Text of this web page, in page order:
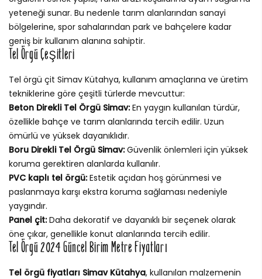
yeteneği sunar. Bu nedenle tarım alanlarından sanayi
bölgelerine, spor sahalarından park ve bahçelere kadar
geniş bir kullanım alanına sahiptir.
Tel Örgü Çeşitleri
Tel örgü çit Simav Kütahya, kullanım amaçlarına ve üretim
tekniklerine göre çeşitli türlerde mevcuttur:
Beton Direkli Tel Örgü Simav:En yaygın kullanılan türdür,
özellikle bahçe ve tarım alanlarında tercih edilir. Uzun
ömürlü ve yüksek dayanıklıdır.
Boru Direkli Tel Örgü Simav:Güvenlik önlemleri için yüksek
koruma gerektiren alanlarda kullanılır.
PVC kaplı tel örgü:Estetik açıdan hoş görünmesi ve
paslanmaya karşı ekstra koruma sağlaması nedeniyle
yaygındır.
Panel çit:Daha dekoratif ve dayanıklı bir seçenek olarak
öne çıkar, genellikle konut alanlarında tercih edilir.
Tel Örgü 2024 Güncel Birim Metre Fiyatları
Tel örgü fiyatları Simav Kütahya, kullanılan malzemenin